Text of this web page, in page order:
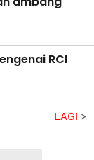
RCI
LAGI